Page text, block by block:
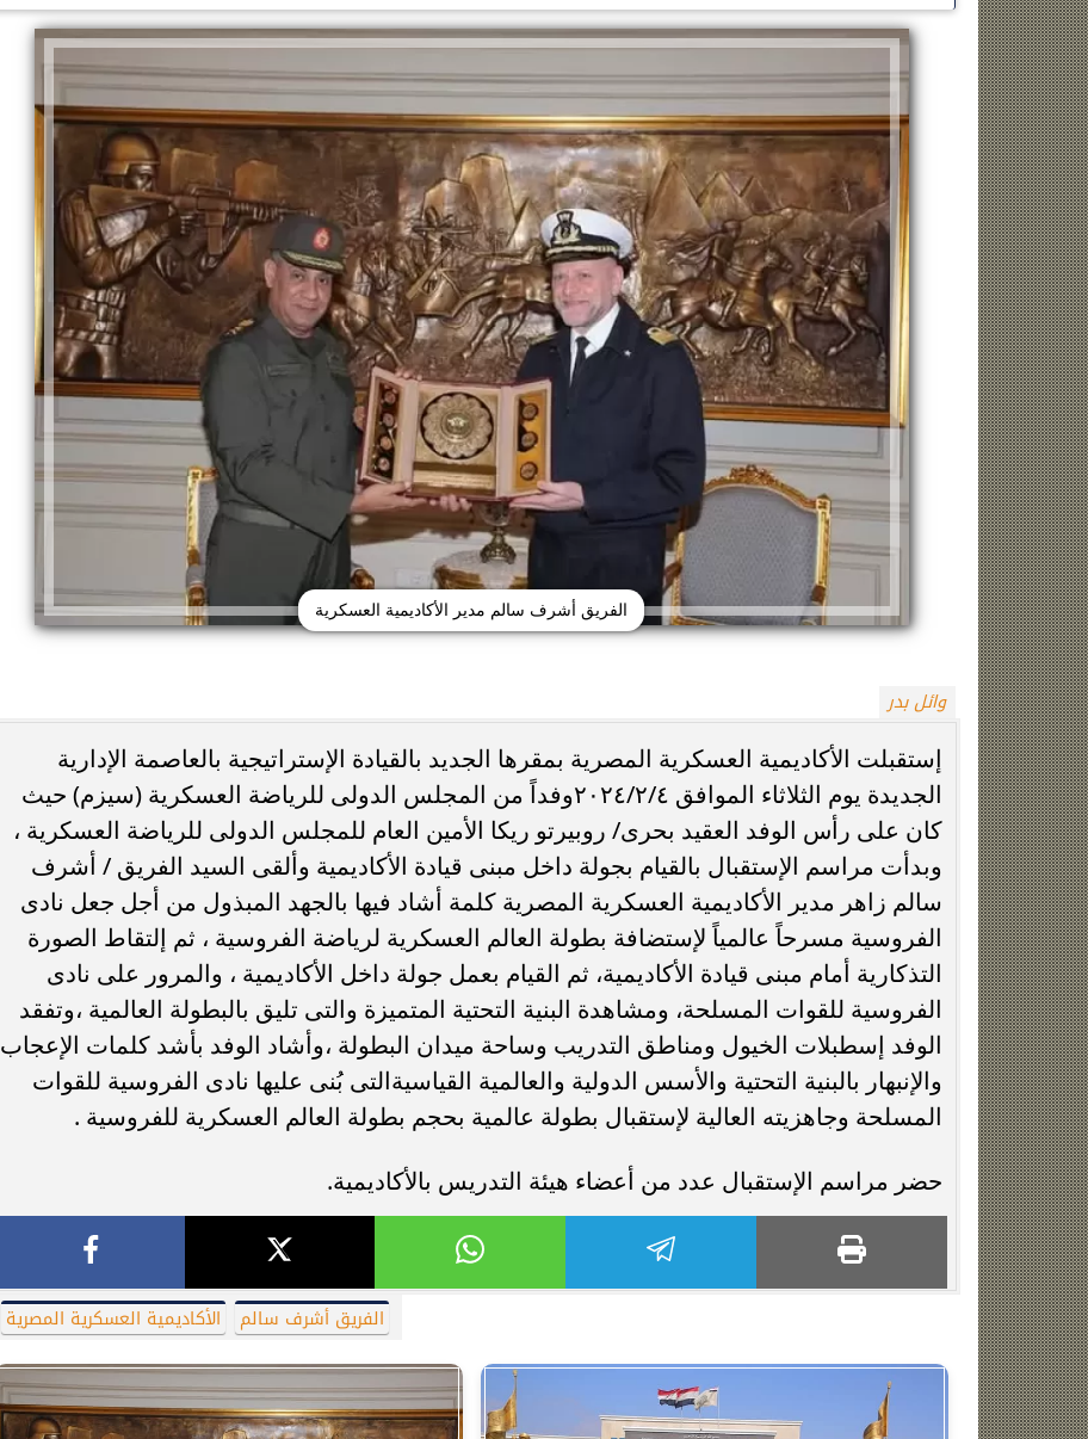
الفريق أشرف سالم مدير الأكاديمية العسكرية
وائل بدر
إستقبلت الأكاديمية العسكرية المصرية بمقرها الجديد بالقيادة الإستراتيجية بالعاصمة الإدارية
الجديدة يوم الثلاثاء الموافق ٢٠٢٤/٢/٤وفداً من المجلس الدولى للرياضة العسكرية (سيزم) حيث
كان على رأس الوفد العقيد بحرى/ روبيرتو ريكا الأمين العام للمجلس الدولى للرياضة العسكرية ،
وبدأت مراسم الإستقبال بالقيام بجولة داخل مبنى قيادة الأكاديمية وألقى السيد الفريق / أشرف
سالم زاهر مدير الأكاديمية العسكرية المصرية كلمة أشاد فيها بالجهد المبذول من أجل جعل نادى
الفروسية مسرحاً عالمياً لإستضافة بطولة العالم العسكرية لرياضة الفروسية ، ثم إلتقاط الصورة
التذكارية أمام مبنى قيادة الأكاديمية، ثم القيام بعمل جولة داخل الأكاديمية ، والمرور على نادى
الفروسية للقوات المسلحة، ومشاهدة البنية التحتية المتميزة والتى تليق بالبطولة العالمية ،وتفقد
الوفد إسطبلات الخيول ومناطق التدريب وساحة ميدان البطولة ،وأشاد الوفد بأشد كلمات الإعجاب
والإنبهار بالبنية التحتية والأسس الدولية والعالمية القياسيةالتى بُنى عليها نادى الفروسية للقوات
المسلحة وجاهزيته العالية لإستقبال بطولة عالمية بحجم بطولة العالم العسكرية للفروسية .
حضر مراسم الإستقبال عدد من أعضاء هيئة التدريس بالأكاديمية.
الفريق أشرف سالم الأكاديمية العسكرية المصرية
زينة عمرو تتوج بجائزة الأفضل بعد تأهل مصر
التاريخي لنصف نهائي مونديال...
السيسي يدعم ناشئات مصر لكرة اليد بعد
التأهل التاريخي إلى نصف نهائي...
خطوبة ملك قورة ويوسف عثمان.. احتفال
عائلي مرتقب في الساحل الشمالي